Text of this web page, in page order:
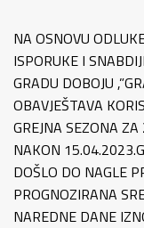
NA OSNOVU
ISPORUKE I
GRADU DOBOJU
OBAVJEŠTAVA
GREJNA SEZONA
NAKON
DOŠLO DO NAGLE
PROGNOZIRANA
NAREDNE DANE